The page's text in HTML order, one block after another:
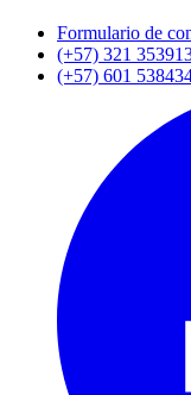
Formulario de
(+57) 321
(+57) 601